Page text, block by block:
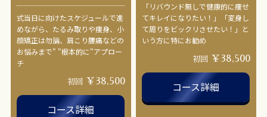
式当日に向けたスケジュールで進
めながら、たるみ取りや痩身、小
顔矯正は勿論、肩こり腰痛などの
お悩みまで" "根本的に"アプロー
チ
初回 ￥38,500
コース詳細
「リバウンド無しで健康的に痩せ
てキレイになりたい！」「変身し
て周りをビックリさせたい！」と
いう方に特にお勧め
初回 ￥38,500
コース詳細